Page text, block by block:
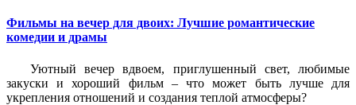
Фильмы на вечер для двоих: Лучшие романтические
комедии и драмы
Уютный вечер вдвоем, приглушенный свет, любимые
закуски и хороший фильм – что может быть лучше для
укрепления отношений и создания теплой атмосферы?